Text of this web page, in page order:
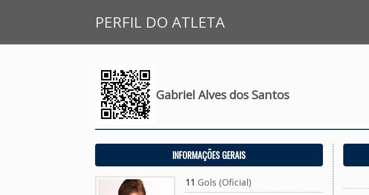
PERFIL DO ATLETA
Gabriel Alves dos Santos
INFORMAÇÕES GERAIS
11 Gols (Oficial)